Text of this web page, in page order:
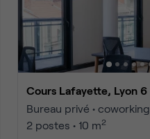
Cours Lafayette, Lyon 6
Bureau privé • coworking
2 postes • 10 m2